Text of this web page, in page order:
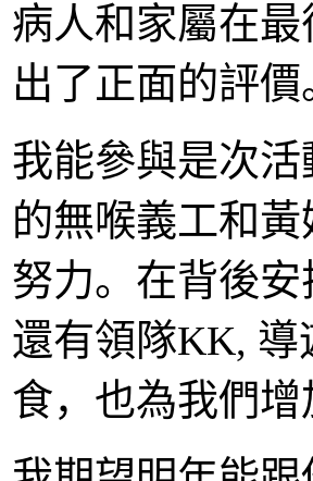
病人和家屬在
出了正面的評價
我能參與是次
的無喉義工和
努力。在背後
還有領隊KK, 導
食，也為我們